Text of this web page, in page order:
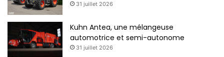
31 juillet 2026
Kuhn Antea, une mélangeuse
automotrice et semi-autonome
31 juillet 2026